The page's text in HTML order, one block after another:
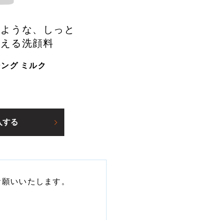
うな、しっと
る洗顔料
グ ミルク
する
いいたします。